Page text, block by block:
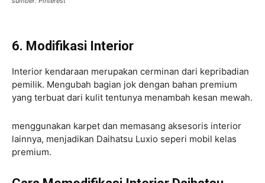
6. Modifikasi Interior
Interior kendaraan merupakan cerminan dari kepribadian
pemilik. Mengubah bagian jok dengan bahan premium
yang terbuat dari kulit tentunya menambah kesan mewah.
menggunakan karpet dan memasang aksesoris interior
lainnya, menjadikan Daihatsu Luxio seperi mobil kelas
premium.